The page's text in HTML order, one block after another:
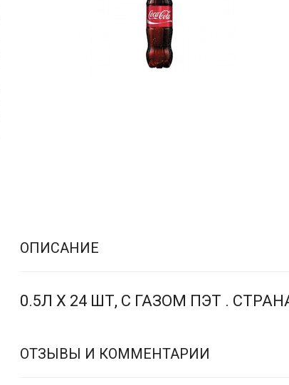
ОПИСАНИЕ
0.5Л Х 24 ШТ, С ГАЗОМ ПЭТ .
ОТЗЫВЫ И КОММЕНТАРИИ